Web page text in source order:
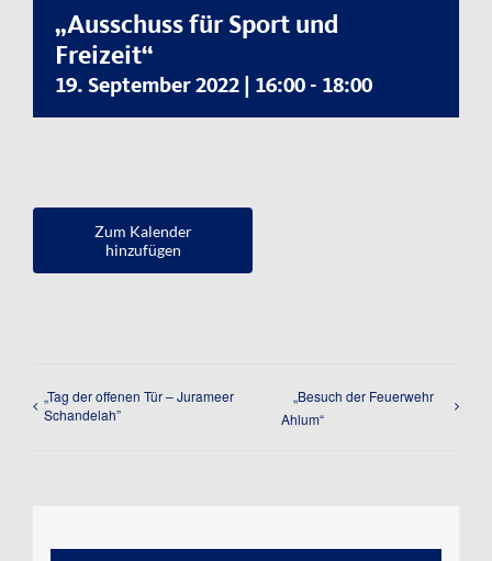
Neuigkeiten
Der Bormann-Bulli
„Ausschuss für Sport und
Freizeit“
19. September 2022 | 16:00 - 18:00
Zum Kalender
hinzufügen
„Tag der offenen Tür – Jurameer
Schandelah”
„Besuch der Feuerwehr
Ahlum“